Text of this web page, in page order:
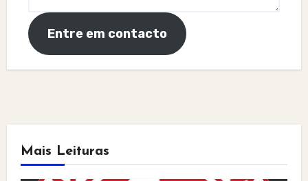
Entre em contacto
Mais Leituras